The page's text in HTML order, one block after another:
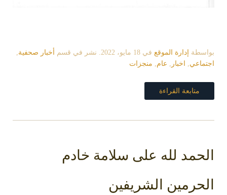
بواسطة إدارة الموقع في 18 مايو، 2022 . نشر في قسم أخبار صحفية
اجتماعي
اخبار عام منجزات
متابعة القراءة
الحمد لله على سلامة خادم
الحرمين الشريفين